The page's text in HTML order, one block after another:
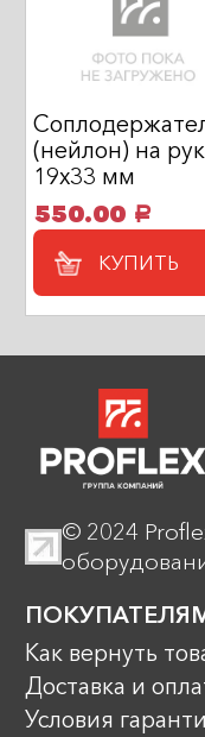
(нейлон) на
19х33 мм
550.00 a
КУПИТЬ
© 2024
Как вернуть
Доставка и
Условия